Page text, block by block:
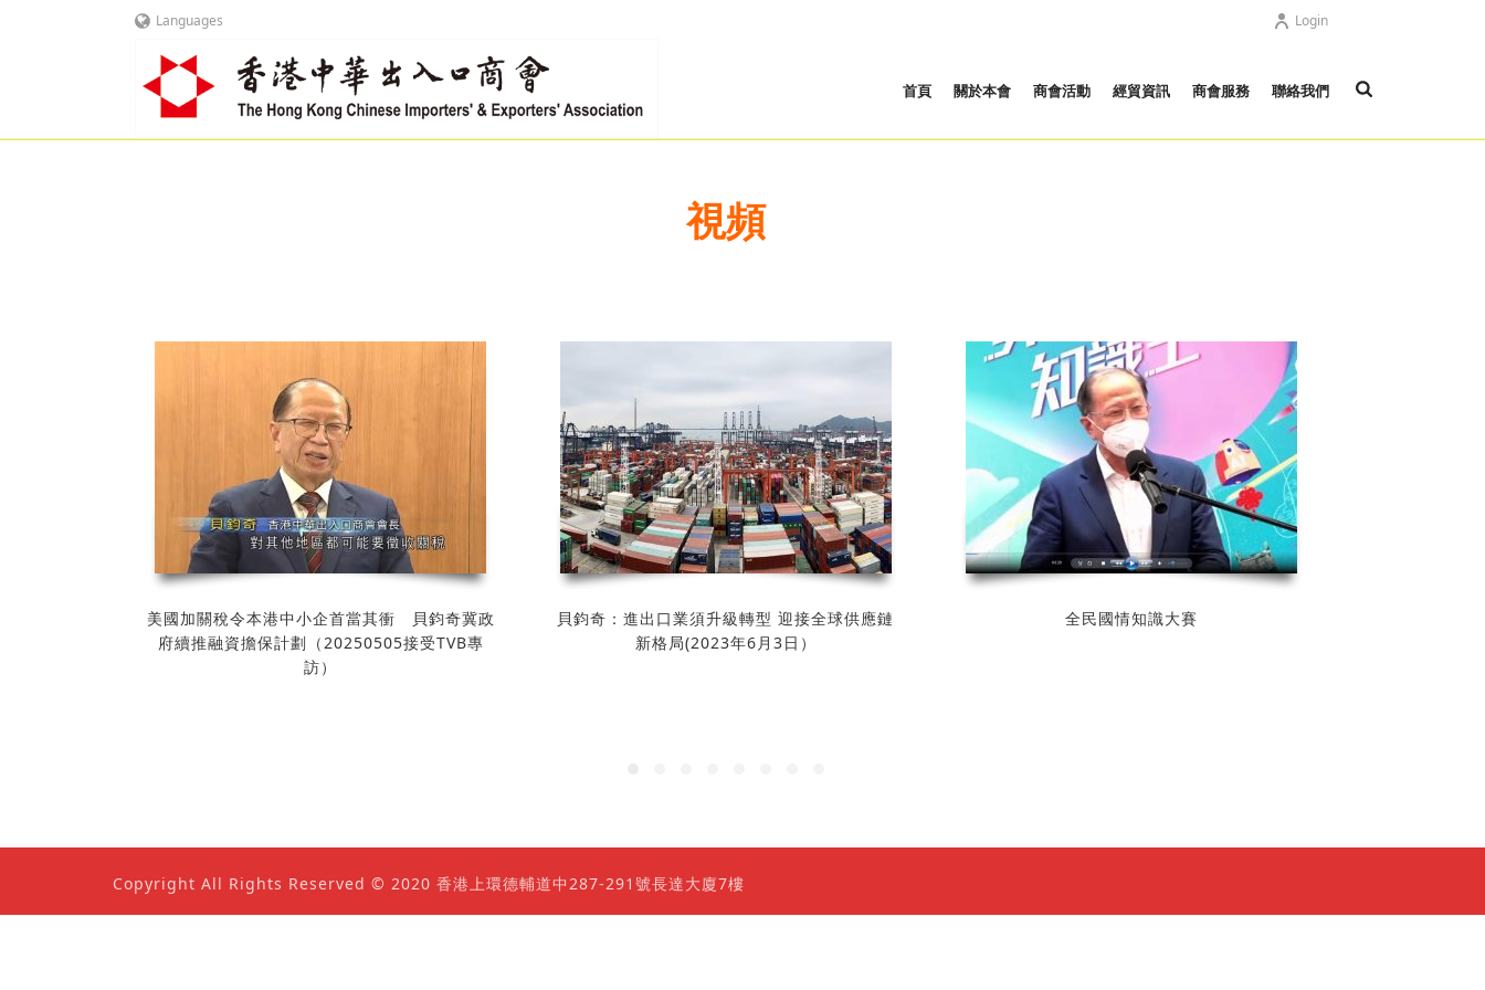
Languages Login
首頁 關於本會 商會活動 經貿資訊 商會服務 聯絡我們
視頻
美國加關稅令本港中小企首當其衝 貝鈞奇冀政
府續推融資擔保計劃（20250505接受TVB專
訪）
貝鈞奇：進出口業須升級轉型 迎接全球供應鏈
新格局(2023年6月3日）
全民國情知識大賽
Copyright All Rights Reserved © 2020 香港上環德輔道中287-291號長達大廈7樓